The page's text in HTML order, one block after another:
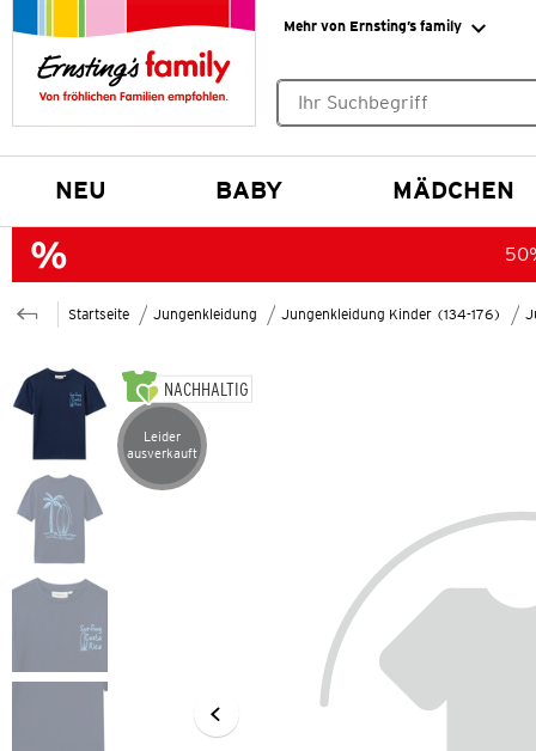
Mehr von Ernsting’s family
NEU BABY MÄDCHEN
Startseite Jungenkleidung Jungenkleidung Kinder (134-176)
NACHHALTIG
Artikel leider ausverkauft
Leider
ausverkauft